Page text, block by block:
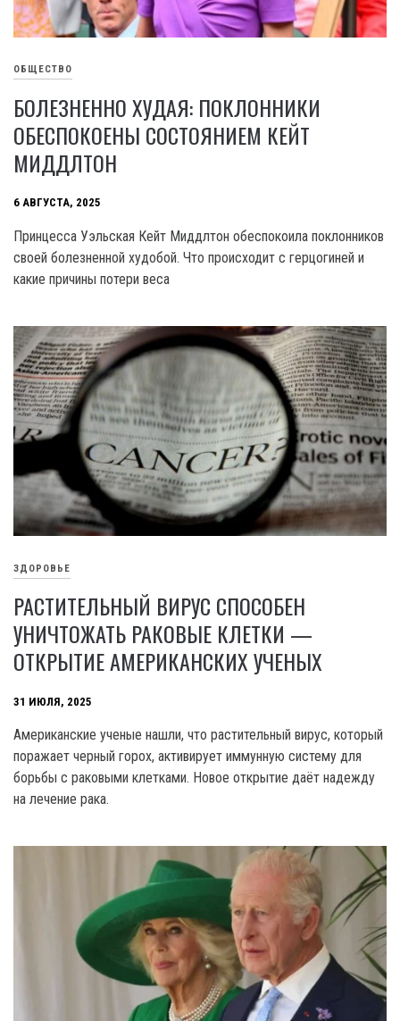
ОБЩЕСТВО
БОЛЕЗНЕННО ХУДАЯ: ПОКЛОННИКИ
ОБЕСПОКОЕНЫ СОСТОЯНИЕМ КЕЙТ
МИДДЛТОН
6 АВГУСТА, 2025
Принцесса Уэльская Кейт Миддлтон обеспокоила поклонников
своей болезненной худобой. Что происходит с герцогиней и
какие причины потери веса
ЗДОРОВЬЕ
РАСТИТЕЛЬНЫЙ ВИРУС СПОСОБЕН
УНИЧТОЖАТЬ РАКОВЫЕ КЛЕТКИ —
ОТКРЫТИЕ АМЕРИКАНСКИХ УЧЕНЫХ
31 ИЮЛЯ, 2025
Американские ученые нашли, что растительный вирус, который
поражает черный горох, активирует иммунную систему для
борьбы с раковыми клетками. Новое открытие даёт надежду
на лечение рака.